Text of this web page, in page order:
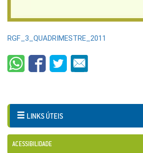
RGF_3_QUADRIMESTRE_2011
LINKS ÚTEIS
ACESSIBILIDADE